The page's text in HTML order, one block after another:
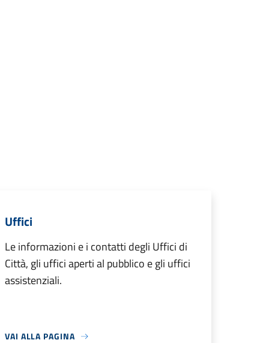
Uffici
Le informazioni e i contatti degli Uffici di
Città, gli uffici aperti al pubblico e gli uffici
assistenziali.
VAI ALLA PAGINA